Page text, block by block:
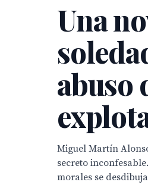
Una
abuso
Miguel Martín
secreto
morales se